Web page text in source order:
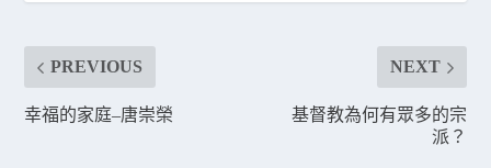
PREVIOUS
幸福的家庭–唐崇榮
NEXT
基督教為何有眾多的宗
派？